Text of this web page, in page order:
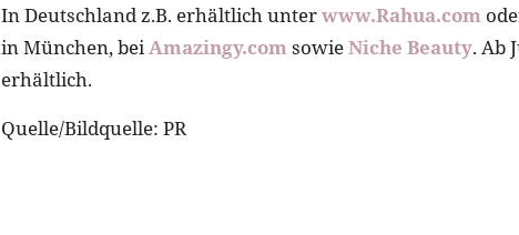
In Deutschland z.B. erhältlich unterwww.Rahua.com
in München, beiAmazingy.comsowieNiche Beauty. Ab
erhältlich.
Quelle/Bildquelle: PR